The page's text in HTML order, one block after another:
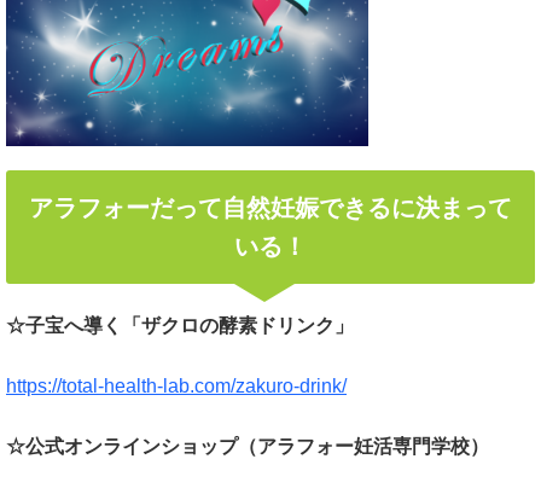
アラフォーだって自然妊娠できるに決まって
いる！
☆子宝へ導く「ザクロの酵素ドリンク」
https://total-health-lab.com/zakuro-drink/
☆公式オンラインショップ（アラフォー妊活専門学校）